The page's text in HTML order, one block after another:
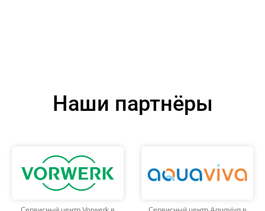
Наши партнёры